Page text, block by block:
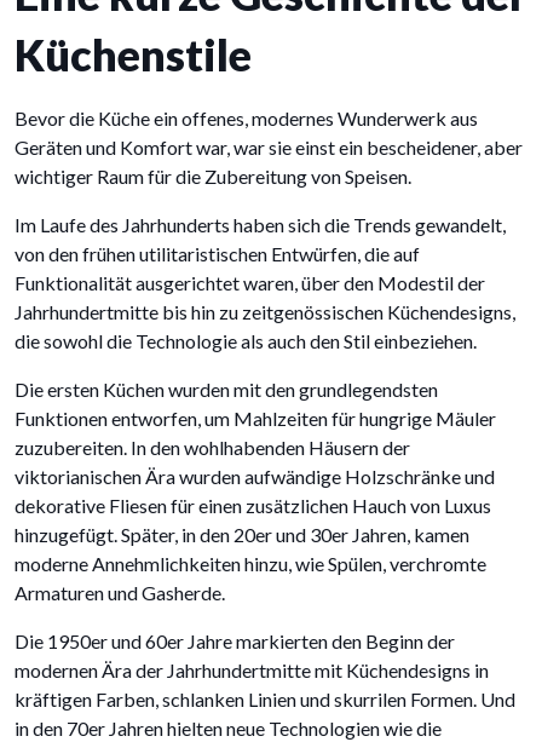
Küchenstile
Bevor die Küche ein offenes, modernes Wunderwerk aus
Geräten und Komfort war, war sie einst ein bescheidener, aber
wichtiger Raum für die Zubereitung von Speisen.
Im Laufe des Jahrhunderts haben sich die Trends gewandelt,
von den frühen utilitaristischen Entwürfen, die auf
Funktionalität ausgerichtet waren, über den Modestil der
Jahrhundertmitte bis hin zu zeitgenössischen Küchendesigns,
die sowohl die Technologie als auch den Stil einbeziehen.
Die ersten Küchen wurden mit den grundlegendsten
Funktionen entworfen, um Mahlzeiten für hungrige Mäuler
zuzubereiten. In den wohlhabenden Häusern der
viktorianischen Ära wurden aufwändige Holzschränke und
dekorative Fliesen für einen zusätzlichen Hauch von Luxus
hinzugefügt. Später, in den 20er und 30er Jahren, kamen
moderne Annehmlichkeiten hinzu, wie Spülen, verchromte
Armaturen und Gasherde.
Die 1950er und 60er Jahre markierten den Beginn der
modernen Ära der Jahrhundertmitte mit Küchendesigns in
kräftigen Farben, schlanken Linien und skurrilen Formen. Und
in den 70er Jahren hielten neue Technologien wie die